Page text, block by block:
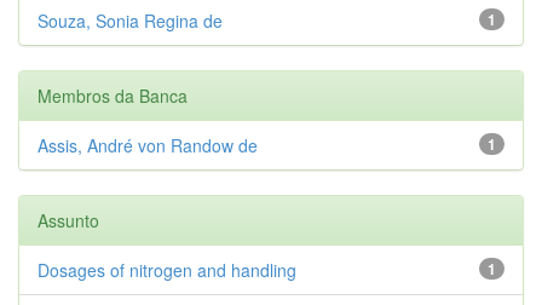
1
Souza, Sonia Regina de
Membros da Banca
1
Assis, André von Randow de
Assunto
1
Dosages of nitrogen and handling